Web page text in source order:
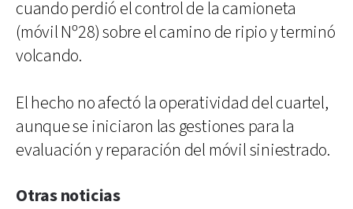
cuando perdió el control de la camioneta
(móvil Nº28) sobre el camino de ripio y terminó
volcando.
El hecho no afectó la operatividad del cuartel,
aunque se iniciaron las gestiones para la
evaluación y reparación del móvil siniestrado.
Otras noticias